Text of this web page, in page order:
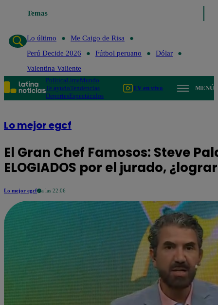
Temas
Lo último Me Caigo de Risa
Lo último
Me Caigo de Risa
Perú Decide 2026
Fútbol peruano
Dólar
Valentina Valiente
PolíticaLimaMundo
Te ayudoTendencias
DeportesEspectáculos
TV en vivo MENÚ
Lo mejor egcf
El Gran Chef Famosos: Steve
ELOGIADOS por el jurado,
Lo mejor egcf a las 22:06